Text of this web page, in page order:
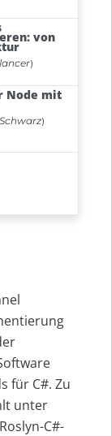
für C#. Zu
unter
C#-